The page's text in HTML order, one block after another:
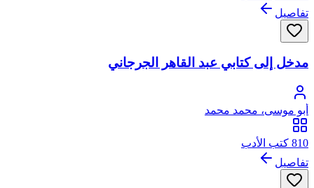
تفاصيل
مدخل إلى كتابي عبد القاهر الجرجاني
أبو موسى، محمد محمد
810 كتب الأدب
تفاصيل